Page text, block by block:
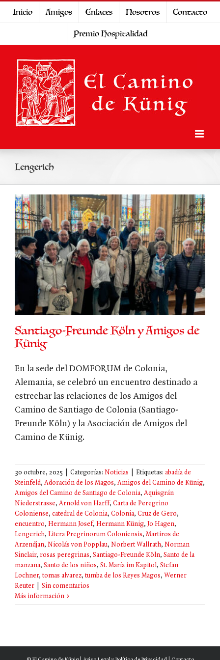
Inicio Amigos Enlaces Nosotros
Contacto
Premio Hospitalidad
Lengerich
Santiago-Freunde Köln y Amigos de
Künig
En la sede del DOMFORUM de Colonia,
Alemania, se celebró un encuentro destinado a
estrechar las relaciones de los Amigos del
Camino de Santiago de Colonia (Santiago-
Freunde Köln) y la Asociación de Amigos del
Camino de Künig.
30 octubre, 2025 Categorías: Noticias Etiquetas: abadía de
Steinfeld, Adoración de los Magos, Amigos del Camino de Künig,
Amigos del Camino de Santiago de Colonia, Aquisgrán
Niederstrasse, Arnold von Harff, Carta de Peregrino
Coloniense, catedral de Colonia, Colonia, Cruz de Gero,
encuentro, Hermann Josef, Hermann Künig, Jo Hagen,
Lengerich, Litera Pregrinorum Coloniensis, Martiros de
Arzendjan, Nicolás von Popplau, Norbert Wallrath, Norman
Sinclair, rosas peregrinas, Santiago-Freunde Köln, Santo de la
manzana, Santo de los niños, St. María im Kapitol, Stefan
Lochner, tomas alvarez, tumba de los Reyes Magos, Werner
Reuter
Sin comentarios
Más información